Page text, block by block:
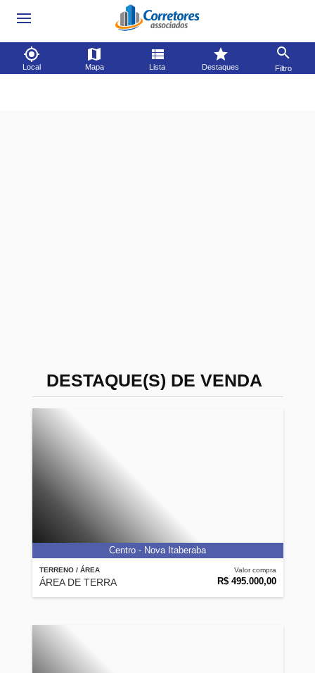
Local Mapa Lista Destaques Filtro
DESTAQUE(S) DE VENDA
TERRENO / ÁREA
ÁREA DE TERRA
Valor compra
R$ 495.000,00
Centro - Nova Itaberaba